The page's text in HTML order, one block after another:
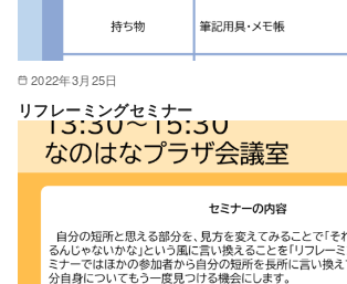
2022年3月25日
リフレーミングセミナー